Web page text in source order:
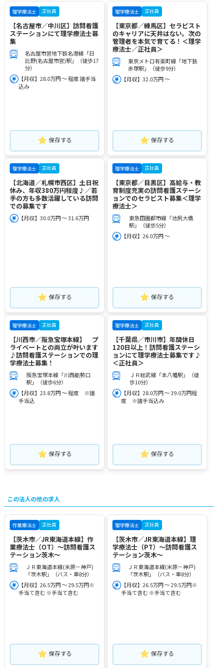
理学療法士 正社員
【名古屋市／中川区】訪問看護
ステーションにて理学療法士募
集
名古屋市営地下鉄名港線「日
比野(名古屋市営)駅」（徒歩17
分）
【月収】28.0万円 ～ 程度 諸手当
込み
保存する
理学療法士 正社員
【東京都／練馬区】セラピスト
のキャリアに天井はない。次の
管理者を本気で育てる！＜理学
療法士／正社員＞
東京メトロ有楽町線「地下鉄
赤塚駅」（徒歩9分）
【月収】32.0万円 ～
保存する
理学療法士 正社員
【北海道／札幌市西区】土日祝
休み、年収380万円程度♪／若
手の方も多数活躍している訪問
での募集です
【月収】30.0万円 ～ 31.6万円
保存する
理学療法士 正社員
【東京都／目黒区】高給与・教
育制度充実の訪問看護ステーシ
ョンでのセラピスト募集＜理学
療法士＞
東急田園都市線「池尻大橋
駅」（徒歩5分）
【月収】26.0万円 ～
保存する
理学療法士 正社員
【川西市／阪急宝塚本線】 プ
ライベートとの両立が叶います
♪訪問看護ステーションでの理
学療法士募集！
阪急宝塚本線「川西能勢口
駅」（徒歩6分）
【月収】23.8万円 ～ 程度 ※諸
手当込
保存する
理学療法士 正社員
【千葉県／市川市】年間休日
120日以上！訪問看護ステーシ
ョンにて理学療法士募集です♪
＜正社員＞
ＪＲ総武線「本八幡駅」（徒
歩10分）
【月収】28.0万円 ～ 39.0万円程
度 ※諸手当込み
保存する
この法人の他の求人
作業療法士 正社員
【茨木市／JR東海道本線】作
業療法士（OT）～訪問看護ス
テーション茨木～
ＪＲ東海道本線(米原－神戸)
「茨木駅」（バス・車8分）
【月収】26.5万円 ～ 29.5万円※
手当て含む ※手当て含む
保存する
理学療法士 正社員
【茨木市／JR東海道本線】理
学療法士（PT）～訪問看護ス
テーション茨木～
ＪＲ東海道本線(米原－神戸)
「茨木駅」（バス・車8分）
【月収】26.5万円 ～ 29.5万円※
手当て含む ※手当て含む
保存する